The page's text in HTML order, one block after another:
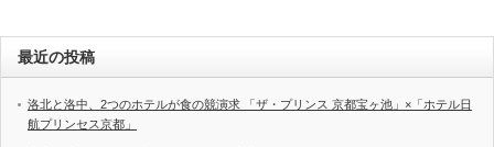
最近の投稿
洛北と洛中、2つのホテルが食の競演求 「ザ・プリンス 京都宝ヶ池」×「ホテル日
航プリンセス京都」